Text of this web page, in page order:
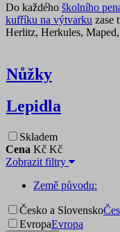
Do každého školního
kufříku na výtvarku zase
Herlitz, Herkules,
Nůžky
Lepidla
Skladem
Cena Kč Kč
Zobrazit filtry
Země původu:
Česko a Slovensko
EvropaEvropa